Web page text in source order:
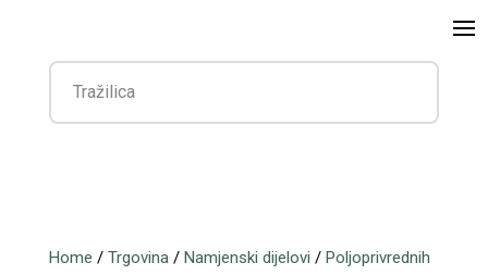
Home / Trgovina/ Namjenski dijelovi / Poljoprivrednih